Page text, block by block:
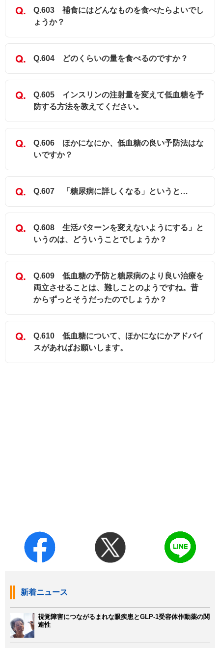
Q.603 補食にはどんなものを食べたらよいでし
ょうか？
Q.604 どのくらいの量を食べるのですか？
Q.605 インスリンの注射量を変えて低血糖を予
防する方法を教えてください。
Q.606 ほかになにか、低血糖の良い予防法はな
いですか？
Q.607 「糖尿病に詳しくなる」というと…
Q.608 生活パターンを変えないようにする」と
いうのは、どういうことでしょうか？
Q.609 低血糖の予防と糖尿病のより良い治療を
両立させることは、難しことのようですね。昔
からずっとそうだったのでしょうか？
Q.610 低血糖について、ほかになにかアドバイ
スがあればお願いします。
新着ニュース
視覚障害につながるまれな眼疾患とGLP-1受容体作動薬の関
連性